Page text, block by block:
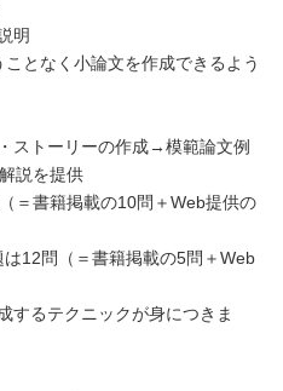
明
となく小論文を作成できるよう
トーリーの作成→模範論文例
説を提供
書籍掲載の10問＋Web提供の
12問（＝書籍掲載の5問＋Web
するテクニックが身につきま